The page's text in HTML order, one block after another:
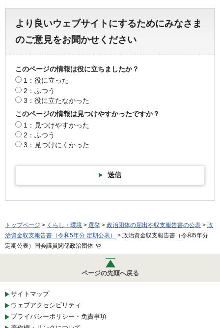
より良いウェブサイトにするためにみなさま
のご意見をお聞かせください
このページの情報は役に立ちましたか？
1：役に立った
2：ふつう
3：役に立たなかった
このページの情報は見つけやすかったですか？
1：見つけやすかった
2：ふつう
3：見つけにくかった
送信
トップページ > くらし・環境 > 選挙 > 政治団体の届出や収支報告書の公表 > 政
治資金収支報告書（令和5年分 定期公表）
> 政治資金収支報告書（令和5年分
定期公表）国会議員関係政治団体-や
ページの先頭へ戻る
サイトマップ
ウェブアクセシビリティ
プライバシーポリシー・免責事項